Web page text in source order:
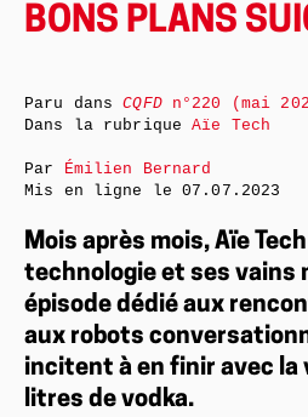
BONS PLANS
Mois après mois, Aïe
technologie et ses vains
épisode dédié aux
aux robots
incitent à en finir avec la
litres de vodka.
Paru dansCQFDn°220 (mai
Dans la rubriqueAïe Tech
Par Émilien Bernard
Mis en ligne le07.07.2023